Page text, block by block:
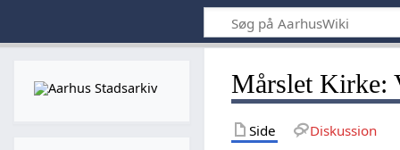
Mårslet Kirke:
Side Diskussion